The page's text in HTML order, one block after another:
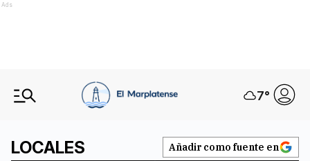
Ads
7°
LOCALES Añadir como fuente en